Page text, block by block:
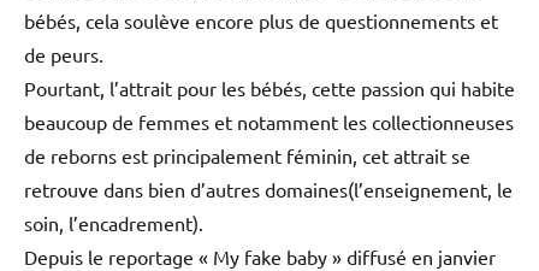
bébés, cela soulève encore plus de questionnements et
de peurs.
Pourtant, l’attrait pour les bébés, cette passion qui habite
beaucoup de femmes et notamment les collectionneuses
de reborns est principalement féminin, cet attrait se
retrouve dans bien d’autres domaines(l’enseignement, le
soin, l’encadrement).
Depuis le reportage « My fake baby » diffusé en janvier